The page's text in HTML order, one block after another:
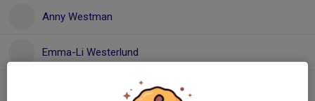
Anny Westman
Emma-Li Westerlund